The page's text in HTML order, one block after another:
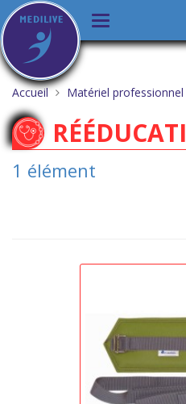
Aller
au
contenu
Basculer
la
Vous
êtes
ici :
Accueil Matériel professionnel
1 élément